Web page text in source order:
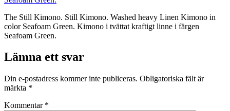
The Still Kimono. Still Kimono. Washed heavy Linen Kimono in
color Seafoam Green. Kimono i tvättat kraftigt linne i färgen
Seafoam Green.
Lämna ett svar
Din e-postadress kommer inte publiceras. Obligatoriska fält är
märkta *
Kommentar *